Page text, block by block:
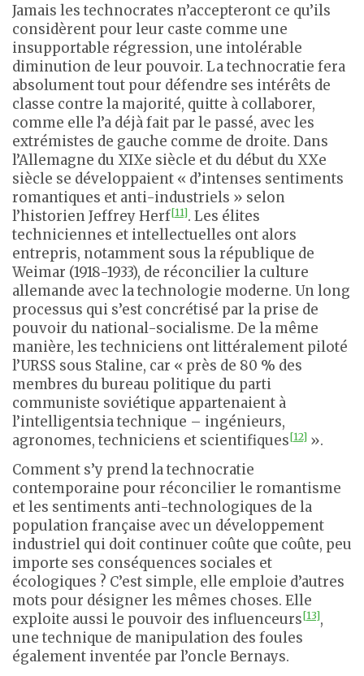
Jamais les technocrates n’accepteront ce qu’ils
considèrent pour leur caste comme une
insupportable régression, une intolérable
diminution de leur pouvoir. La technocratie fera
absolument tout pour défendre ses intérêts de
classe contre la majorité, quitte à collaborer,
comme elle l’a déjà fait par le passé, avec les
extrémistes de gauche comme de droite. Dans
l’Allemagne du XIXe siècle et du début du XXe
siècle se développaient « d’intenses sentiments
romantiques et anti-industriels » selon
l’historien Jeffrey Herf[11]. Les élites
techniciennes et intellectuelles ont alors
entrepris, notamment sous la république de
Weimar (1918-1933), de réconcilier la culture
allemande avec la technologie moderne. Un long
processus qui s’est concrétisé par la prise de
pouvoir du national-socialisme. De la même
manière, les techniciens ont littéralement piloté
l’URSS sous Staline, car « près de 80 % des
membres du bureau politique du parti
communiste soviétique appartenaient à
l’intelligentsia technique – ingénieurs,
agronomes, techniciens et scientifiques[12] ».
Comment s’y prend la technocratie
contemporaine pour réconcilier le romantisme
et les sentiments anti-technologiques de la
population française avec un développement
industriel qui doit continuer coûte que coûte, peu
importe ses conséquences sociales et
écologiques ? C’est simple, elle emploie d’autres
mots pour désigner les mêmes choses. Elle
exploite aussi le pouvoir des influenceurs[13],
une technique de manipulation des foules
également inventée par l’oncle Bernays.